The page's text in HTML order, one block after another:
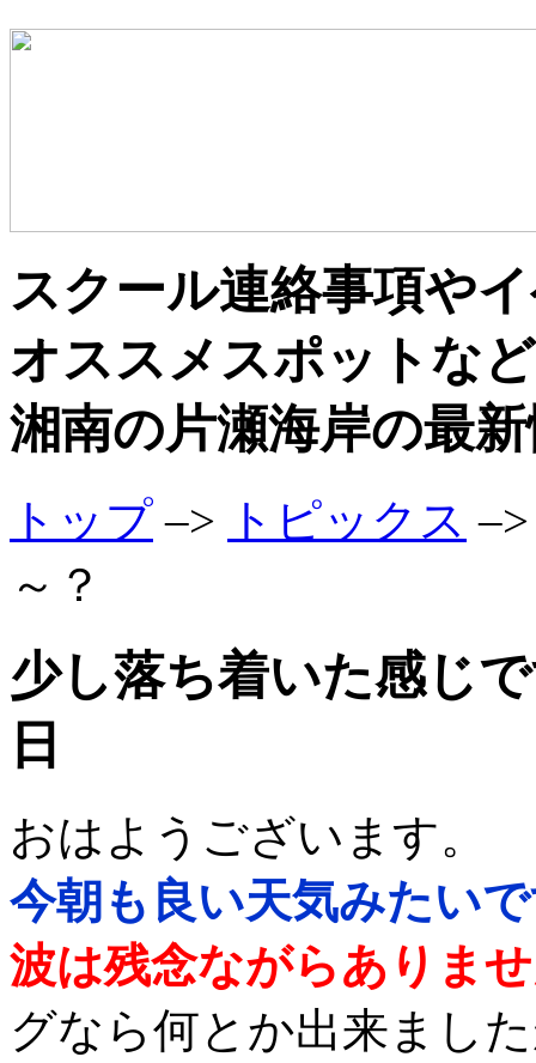
スクール連絡事項や
オススメスポットなど
湘南の片瀬海岸の最
トップ –> トピックス
～？
少し落ち着いた感じ
日
おはようございます。
今朝も良い天気みたい
波は残念ながらありま
グなら何とか出来まし